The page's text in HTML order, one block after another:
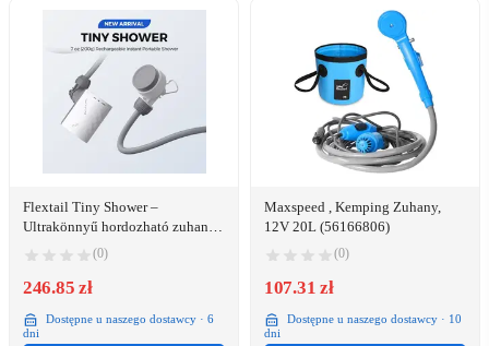
Flextail Tiny Shower –
Ultrakönnyű hordozható zuhany
2,5L/perc vízáramlással (TS2500-
WT-I)
(0)
246.85 zł
Dostępne u naszego dostawcy · 6
dni
Maxspeed , Kemping Zuhany,
12V 20L (56166806)
(0)
107.31 zł
Dostępne u naszego dostawcy · 10
dni